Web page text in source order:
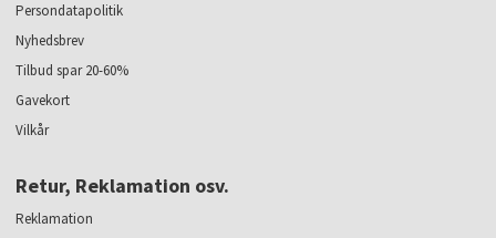
Persondatapolitik
Nyhedsbrev
Tilbud spar 20-60%
Gavekort
Vilkår
Retur, Reklamation osv.
Reklamation